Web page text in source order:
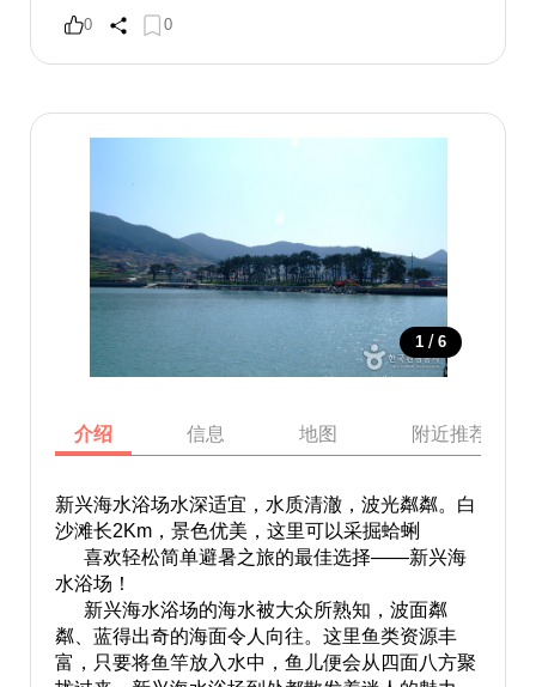
0 0
1 / 6
介绍 信息 地图 附近推荐景点
新兴海水浴场水深适宜，水质清澈，波光粼粼。白
沙滩长2Km，景色优美，这里可以采掘蛤蜊
喜欢轻松简单避暑之旅的最佳选择——新兴海
水浴场！
新兴海水浴场的海水被大众所熟知，波面粼
粼、蓝得出奇的海面令人向往。这里鱼类资源丰
富，只要将鱼竿放入水中，鱼儿便会从四面八方聚